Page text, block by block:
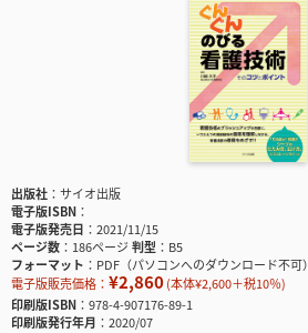
出版社
サイオ出版
電子版ISBN
電子版発売日
2021/11/15
ページ数
186ページ判型
B5
フォーマット
PDF（パソコンへのダウンロード不可）
電子版販売価格： ¥2,860(本体¥2,600＋税10％)
印刷版ISBN
978-4-907176-89-1
印刷版発行年月
2020/07